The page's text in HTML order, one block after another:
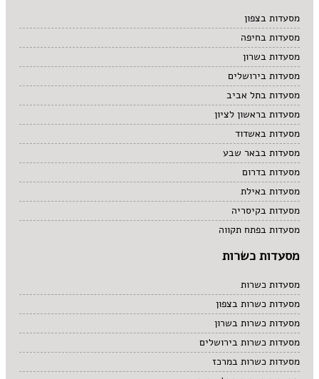
מרקים
מתוקים
סיני
סנדוויץ' בר
פאב
מסעדות בצפון
מסעדות בחיפה
מסעדות בשרון
מסעדות בירושלים
מסעדות בתל אביב
מסעדות בראשון לציון
מסעדות באשדוד
מסעדות בבאר שבע
מסעדות בדרום
מסעדות באילת
מסעדות בקיסריה
מסעדות בפתח תקווה
מסעדות כשרות
מסעדות כשרות
מסעדות כשרות בצפון
מסעדות כשרות בשרון
מסעדות כשרות בירושלים
מסעדות כשרות במרכז